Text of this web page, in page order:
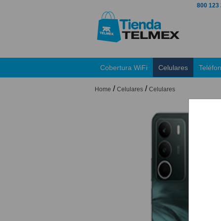
800 123
Cobertura WiFi Celulares
Home / Celulares / Celulares